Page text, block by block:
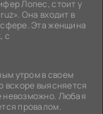
Лопес, стоит у
Она входит в
Эта женщина
с
утром в своем
вскоре выясняется
невозможно. Любая
провалом.